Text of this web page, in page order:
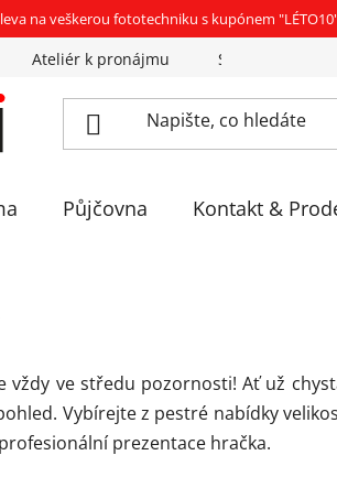
na veškerou fototechniku s kupónem
Ateliér k pronájmu Sázíme stromky
Půjčovna Kontakt &
ve středu pozornosti! Ať už
Vybírejte z pestré nabídky
prezentace hračka.